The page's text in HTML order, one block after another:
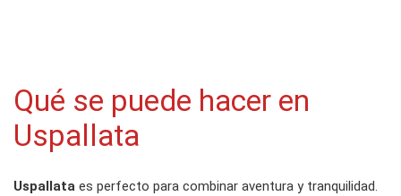
Qué se puede hacer en
Uspallata
Uspallata es perfecto para combinar aventura y tranquilidad.